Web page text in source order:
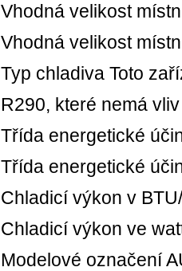
Vhodná velikost
Vhodná velikost
Typ chladiva Toto
R290, které nemá
Třída energetické
Třída energetické
Chladicí výkon v
Chladicí výkon ve
Modelové označení